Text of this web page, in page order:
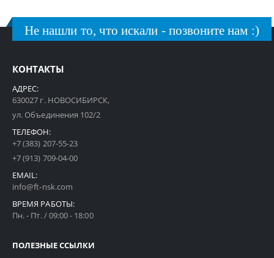
Не нашли то, что искали - позвоните нам :)
КОНТАКТЫ
АДРЕС:
630027 г. НОВОСИБИРСК,
ул. Объединения 102/2
ТЕЛЕФОН:
+7 (383) 207-55-23
+7 (913) 709-04-00
EMAIL:
info@ft-nsk.com
ВРЕМЯ РАБОТЫ:
Пн. - Пт. / 09:00 - 18:00
ПОЛЕЗНЫЕ ССЫЛКИ